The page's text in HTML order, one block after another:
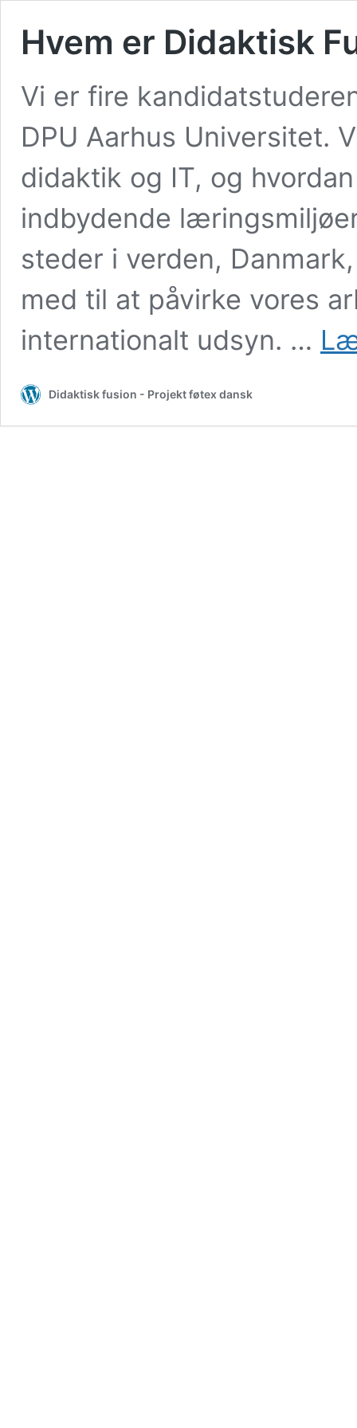
Hvem er Didaktisk
Vi er fire
DPU Aarhus Universitet.
didaktik og IT, og
indbydende
steder i verden,
med til at påvirke vores
internationalt udsyn. …
Didaktisk fusion - Projekt føtex dansk